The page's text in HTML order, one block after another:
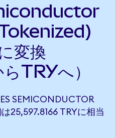
変換
TRYへ）
SEMICONDUCTOR
25,597.8166 TRYに相当